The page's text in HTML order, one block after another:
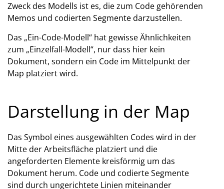
Zweck des Modells ist es, die zum Code gehörenden
Memos und codierten Segmente darzustellen.
Das „Ein-Code-Modell“ hat gewisse Ähnlichkeiten
zum „Einzelfall-Modell“, nur dass hier kein
Dokument, sondern ein Code im Mittelpunkt der
Map platziert wird.
Darstellung in der Map
Das Symbol eines ausgewählten Codes wird in der
Mitte der Arbeitsfläche platziert und die
angeforderten Elemente kreisförmig um das
Dokument herum. Code und codierte Segmente
sind durch ungerichtete Linien miteinander